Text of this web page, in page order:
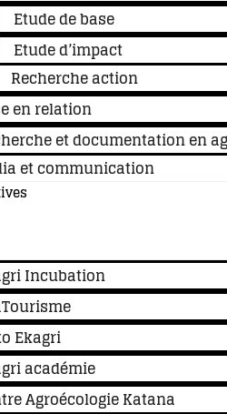
Etude de base
Etude d’impact
Recherche action
en relation
et documentation en
et communication
Incubation
Ekagri
académie
Agroécologie Katana